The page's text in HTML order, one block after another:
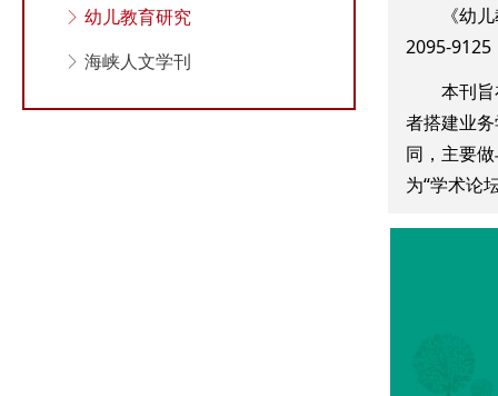
ꁕ 幼儿教育研究
ꁕ 海峡人文学刊
《幼儿教
2095-9125
本刊旨在
者搭建业
同，主要
为“学术论